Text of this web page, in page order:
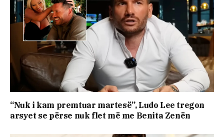
“Nuk i kam premtuar martesë”, Ludo Lee tregon
arsyet se përse nuk flet më me Benita Zenën